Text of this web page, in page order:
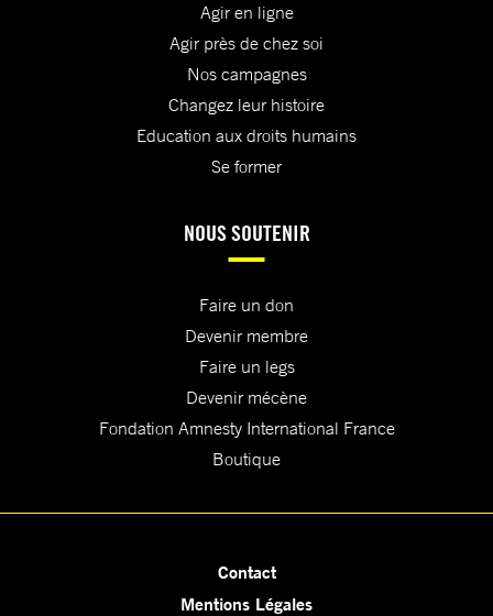
Agir en ligne
Agir près de chez soi
Nos campagnes
Changez leur histoire
Education aux droits humains
Se former
NOUS SOUTENIR
Faire un don
Devenir membre
Faire un legs
Devenir mécène
Fondation Amnesty International France
Boutique
Contact
Mentions Légales